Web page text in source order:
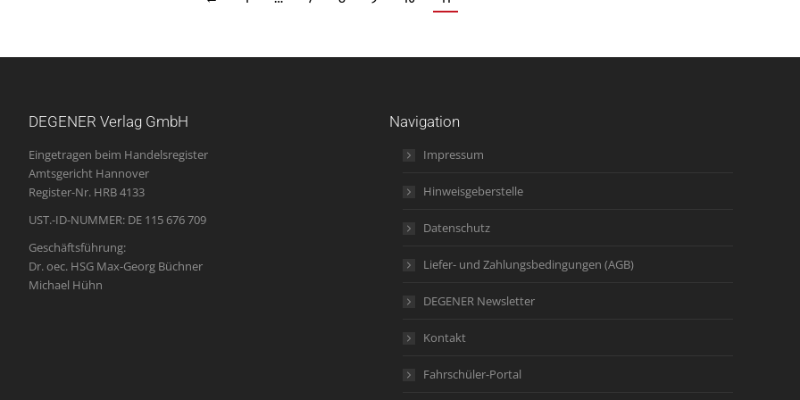
DEGENER Verlag GmbH
Eingetragen beim Handelsregister
Amtsgericht Hannover
Register-Nr. HRB 4133
UST.-ID-NUMMER: DE 115 676 709
Geschäftsführung:
Dr. oec. HSG Max-Georg Büchner
Michael Hühn
Navigation
Impressum
Hinweisgeberstelle
Datenschutz
Liefer- und Zahlungsbedingungen (AGB)
DEGENER Newsletter
Kontakt
Fahrschüler-Portal